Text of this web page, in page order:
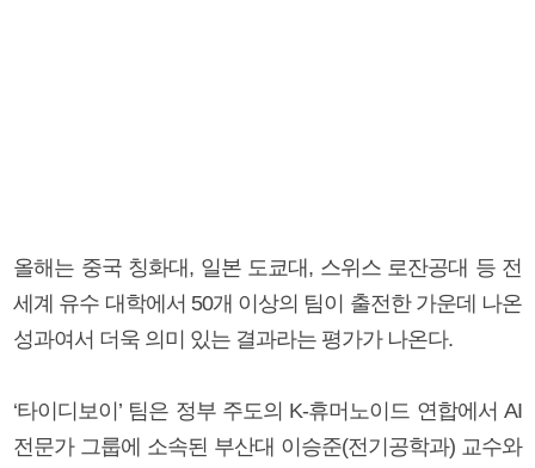
올해는 중국 칭화대, 일본 도쿄대, 스위스 로잔공대 등 전
세계 유수 대학에서 50개 이상의 팀이 출전한 가운데 나온
성과여서 더욱 의미 있는 결과라는 평가가 나온다.
‘타이디보이’ 팀은 정부 주도의 K-휴머노이드 연합에서 AI
전문가 그룹에 소속된 부산대 이승준(전기공학과) 교수와